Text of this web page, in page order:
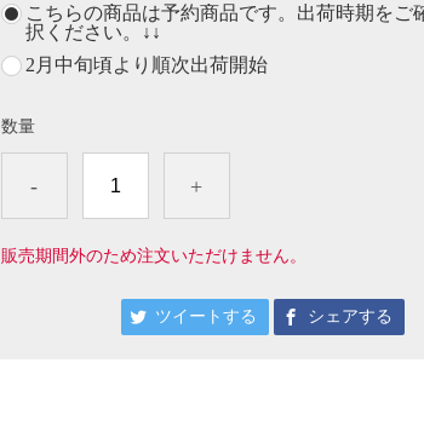
こちらの商品は予約商品です。出荷時期をご
択ください。↓↓
2月中旬頃より順次出荷開始
数量
- +
販売期間外のため注文いただけません。
ツイートする シェアする